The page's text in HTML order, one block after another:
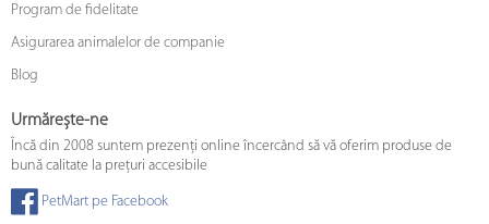
Program de fidelitate
Asigurarea animalelor de companie
Blog
Urmărește-ne
Încă din 2008 suntem prezenți online încercând să vă oferim produse de
bună calitate la prețuri accesibile
PetMart pe Facebook